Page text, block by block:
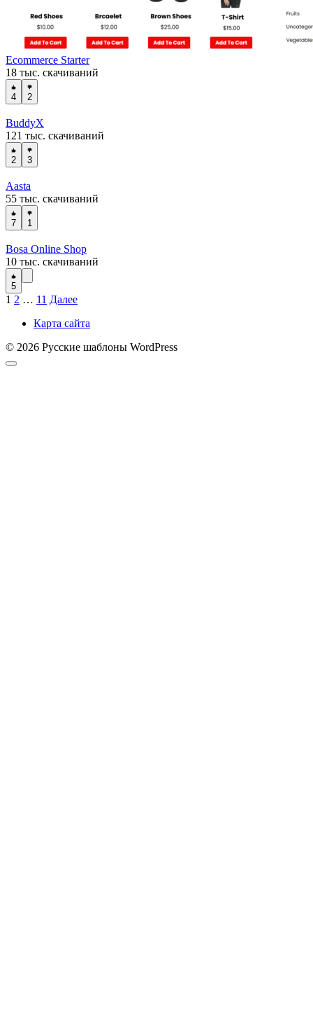
Ecommerce Starter
18 тыс. скачиваний
4 2
BuddyX
121 тыс. скачиваний
2 3
Aasta
55 тыс. скачиваний
7 1
Bosa Online Shop
10 тыс. скачиваний
5
Навигация
записям
1 2 … 11 Далее
Карта сайта
© 2026 Русские шаблоны WordPress